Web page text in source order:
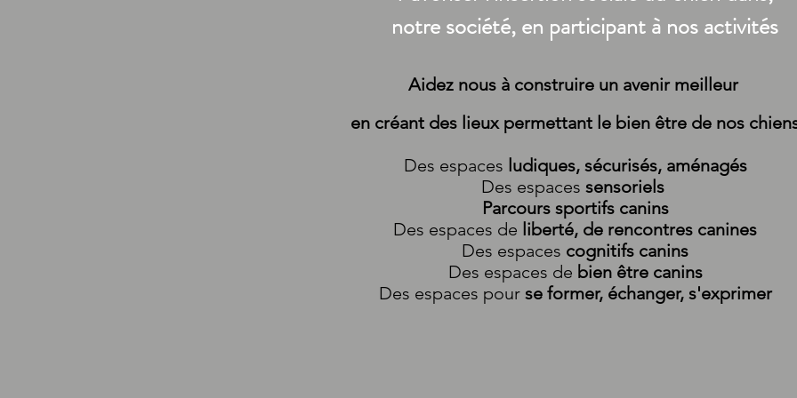
notre société, en participant à nos activités
Aidez nous à construire un avenir meilleur
en créant des lieuxpermettant le bien être de nos
Des espaces ludiques, sécurisés, aménagés
Des espaces sensoriels
Parcours sportifs canins
Des espaces de liberté, de rencontres canines
Des espaces cognitifs canins
Des espaces de bien être canins
Des espaces pour se former, échanger, s'exprimer